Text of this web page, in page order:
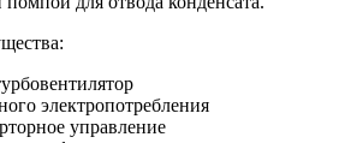
электропотребления
управление